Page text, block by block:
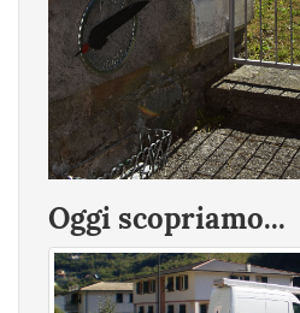
Oggi scopriamo...